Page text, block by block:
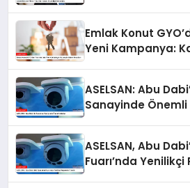
Emlak Konut
Yeni Kampanya:
ASELSAN: Abu
Sanayinde Önemli
ASELSAN, Abu
Fuarı’nda